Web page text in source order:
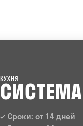
КУХНЯ
СИСТЕМА
Сроки: от 14 дней